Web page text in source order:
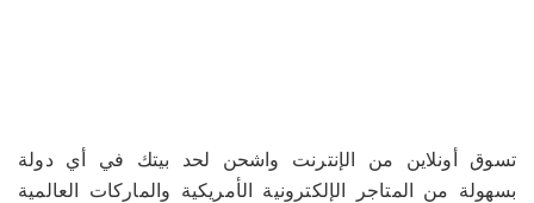
تسوق أونلاين من الإنترنت واشحن لحد بيتك في أي دولة
بسهولة من المتاجر الإلكترونية الأمريكية والماركات العالمية